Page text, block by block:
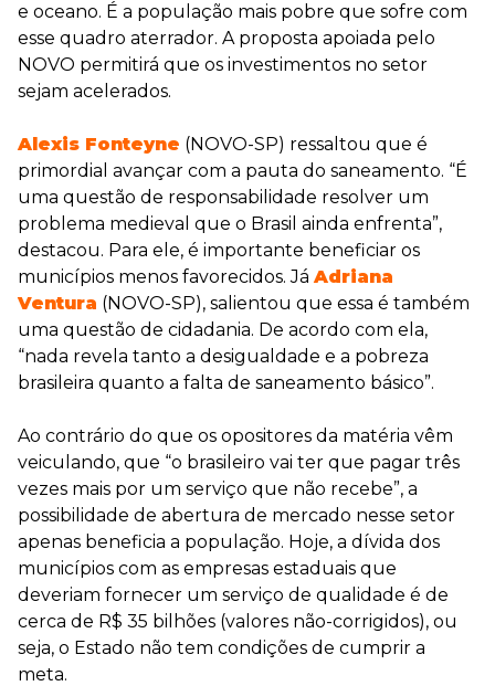
e oceano. É a população mais pobre que sofre com
esse quadro aterrador. A proposta apoiada pelo
NOVO permitirá que os investimentos no setor
sejam acelerados.
Alexis Fonteyne (NOVO-SP) ressaltou que é
primordial avançar com a pauta do saneamento. “É
uma questão de responsabilidade resolver um
problema medieval que o Brasil ainda enfrenta”,
destacou. Para ele, é importante beneficiar os
municípios menos favorecidos. JáAdriana
Ventura (NOVO-SP), salientou que essa é também
uma questão de cidadania. De acordo com ela,
“nada revela tanto a desigualdade e a pobreza
brasileira quanto a falta de saneamento básico”.
Ao contrário do que os opositores da matéria vêm
veiculando, que “o brasileiro vai ter que pagar três
vezes mais por um serviço que não recebe”, a
possibilidade de abertura de mercado nesse setor
apenas beneficia a população. Hoje, a dívida dos
municípios com as empresas estaduais que
deveriam fornecer um serviço de qualidade é de
cerca de R$ 35 bilhões (valores não-corrigidos), ou
seja, o Estado não tem condições de cumprir a
meta.